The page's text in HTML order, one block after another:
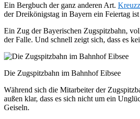
Ein Bergbuch der ganz anderen Art.
der Dreikönigstag in Bayern ein Feiertag
Ein Zug der Bayerischen Zugspitzbahn,
der Falle. Und schnell zeigt sich, dass es
Die Zugspitzbahn im Bahnhof Eibsee
Während sich die Mitarbeiter der
außen klar, dass es sich nicht um ein
Geiseln.